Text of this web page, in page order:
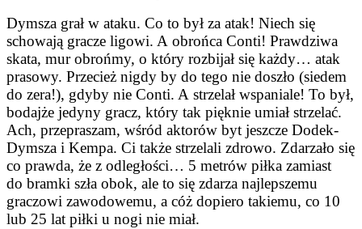
Dymsza grał w ataku. Co to był za atak! Niech się
schowają gracze ligowi. A obrońca Conti! Prawdziwa
skata, mur obrońmy, o który rozbijał się każdy… atak
prasowy. Przecież nigdy by do tego nie doszło (siedem
do zera!), gdyby nie Conti. A strzelał wspaniale! To był,
bodajże jedyny gracz, który tak pięknie umiał strzelać.
Ach, przepraszam, wśród aktorów byt jeszcze Dodek-
Dymsza i Kempa. Ci także strzelali zdrowo. Zdarzało się
co prawda, że z odległości… 5 metrów piłka zamiast
do bramki szła obok, ale to się zdarza najlepszemu
graczowi zawodowemu, a cóż dopiero takiemu, co 10
lub 25 lat piłki u nogi nie miał.